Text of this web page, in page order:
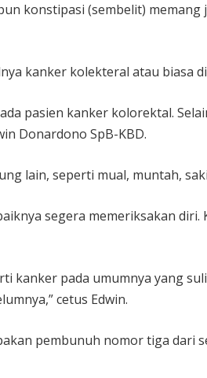
konstipasi (sembelit)
kanker kolekteral atau biasa
pasien kanker kolorektal.
Donardono SpB-KBD.
lain, seperti mual, muntah,
segera memeriksakan
pada umumnya yang
cetus Edwin.
pembunuh nomor tiga dari